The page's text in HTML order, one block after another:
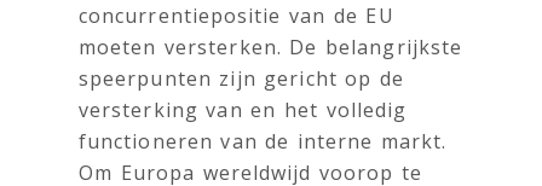
concurrentiepositie van de EU
moeten versterken. De belangrijkste
speerpunten zijn gericht op de
versterking van en het volledig
functioneren van de interne markt.
Om Europa wereldwijd voorop te